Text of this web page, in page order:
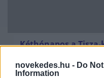
novekedes.hu - Do
Information
Kéthónapos a
ELEMZÉSEK 2026. júl. 21.